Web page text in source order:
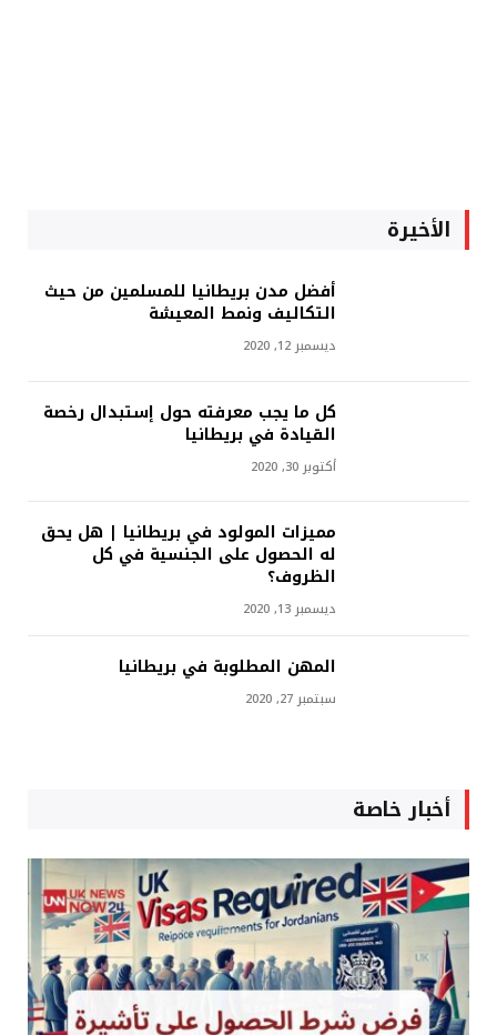
الأخيرة
أفضل مدن بريطانيا للمسلمين من حيث
التكاليف ونمط المعيشة
ديسمبر 12, 2020
كل ما يجب معرفته حول إستبدال رخصة
القيادة في بريطانيا
أكتوبر 30, 2020
مميزات المولود في بريطانيا | هل يحق
له الحصول على الجنسية في كل
الظروف؟
ديسمبر 13, 2020
المهن المطلوبة في بريطانيا
سبتمبر 27, 2020
أخبار خاصة